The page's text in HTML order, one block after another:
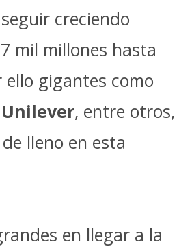
creciendo
mil millones hasta
ello gigantes como
Unilever, entre otros,
lleno en esta
en llegar a la